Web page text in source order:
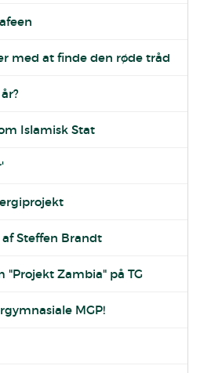
med at finde den røde tråd
Islamisk Stat
af Steffen Brandt
Zambia" på TG
MGP!